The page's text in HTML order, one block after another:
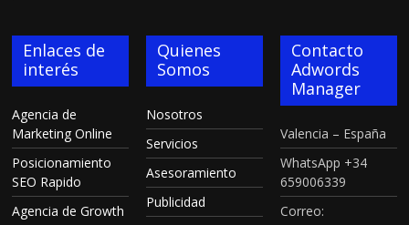
Enlaces de
interés
Agencia de
Marketing Online
Posicionamiento
SEO Rapido
Agencia de Growth
Quienes
Somos
Nosotros
Servicios
Asesoramiento
Publicidad
Contacto
Adwords
Manager
Valencia – España
WhatsApp +34
659006339
Correo: